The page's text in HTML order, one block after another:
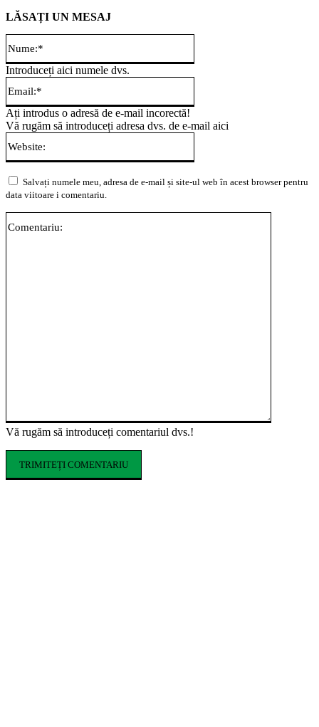
LĂSAȚI UN MESAJ
Vă rugăm să introduceți comentariul dvs.!
Introduceți aici numele dvs.
Ați introdus o adresă de e-mail incorectă!
Vă rugăm să introduceți adresa dvs. de e-mail aici
Salvați numele meu, adresa de e-mail și site-ul web în acest browser pentru
data viitoare i comentariu.